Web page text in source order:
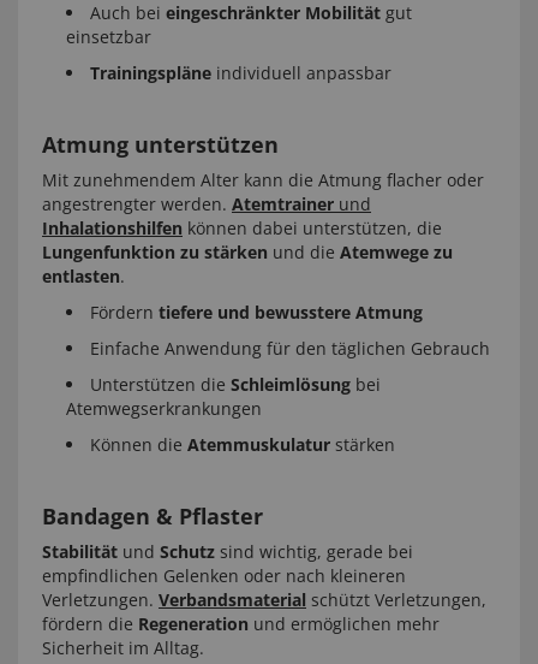
Auch bei eingeschränkter Mobilität gut
einsetzbar
Trainingspläne individuell anpassbar
Atmung unterstützen
Mit zunehmendem Alter kann die Atmung flacher oder
angestrengter werden. Atemtrainer und
Inhalationshilfen können dabei unterstützen, die
Lungenfunktion zu stärken und die Atemwege zu
entlasten.
Fördern tiefere und bewusstere Atmung
Einfache Anwendung für den täglichen Gebrauch
Unterstützen die Schleimlösung bei
Atemwegserkrankungen
Können die Atemmuskulatur stärken
Bandagen & Pflaster
Stabilität und Schutz sind wichtig, gerade bei
empfindlichen Gelenken oder nach kleineren
Verletzungen. Verbandsmaterial schützt Verletzungen,
fördern die Regeneration und ermöglichen mehr
Sicherheit im Alltag.